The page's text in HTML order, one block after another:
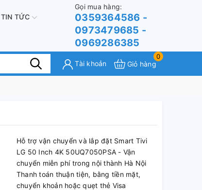
TIN TỨC
Gọi mua hàng:
0359364586 -
0973479685 -
0969286385
Tài khoản
0
Giỏ hàng
Hỗ trợ vận chuyển và lắp đặt Smart Tivi
LG 50 Inch 4K 50UQ7050PSA - Vận
chuyển miễn phí trong nội thành Hà Nội
Thanh toán thuận tiện, bằng tiền mặt,
chuyển khoản hoặc quẹt thẻ Visa